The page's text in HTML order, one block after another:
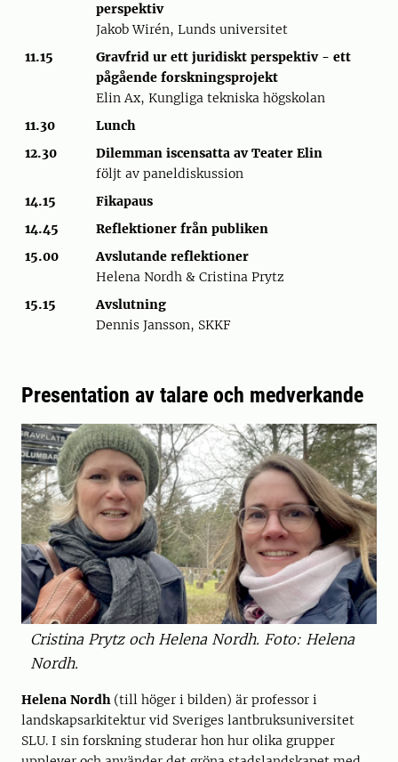
perspektiv
Jakob Wirén, Lunds universitet
11.15
Gravfrid ur ett juridiskt perspektiv - ett
pågående forskningsprojekt
Elin Ax, Kungliga tekniska högskolan
11.30
Lunch
12.30
Dilemman iscensatta av Teater Elin
följt av paneldiskussion
14.15
Fikapaus
14.45
Reflektioner från publiken
15.00
Avslutande reflektioner
Helena Nordh & Cristina Prytz
15.15
Avslutning
Dennis Jansson, SKKF
Presentation av talare och medverkande
Cristina Prytz och Helena Nordh. Foto: Helena
Nordh.
Helena Nordh(till höger i bilden) är professor i
landskapsarkitektur vid Sveriges lantbruksuniversitet
SLU. I sin forskning studerar hon hur olika grupper